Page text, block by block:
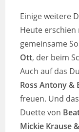
Einige weitere
Heute erschien
gemeinsame
Ott, der beim
Auch auf das
Ross Antony &
freuen. Und
Duette von
Mickie Krause